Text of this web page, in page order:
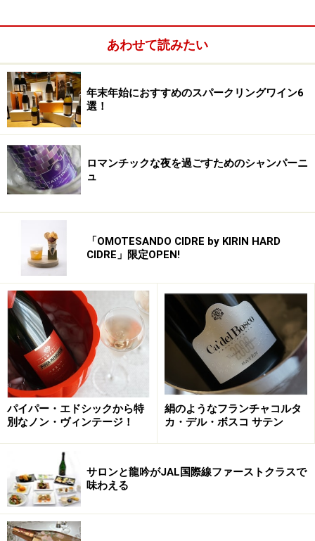
1 /7
あわせて読みたい
年末年始におすすめのスパークリングワイン6
選！
ロマンチックな夜を過ごすためのシャンパーニ
ュ
「OMOTESANDO CIDRE by KIRIN HARD
CIDRE」限定OPEN!
パイパー・エドシックから特
別なノン・ヴィンテージ！
絹のようなフランチャコルタ
カ・デル・ボスコ サテン
サロンと龍吟がJAL国際線ファーストクラスで
味わえる